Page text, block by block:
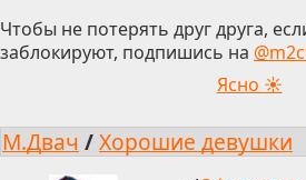
Чтобы не потерять друг друга,
заблокируют, подпишись на
Ясно ☀
М.Двач /Хорошие девушки